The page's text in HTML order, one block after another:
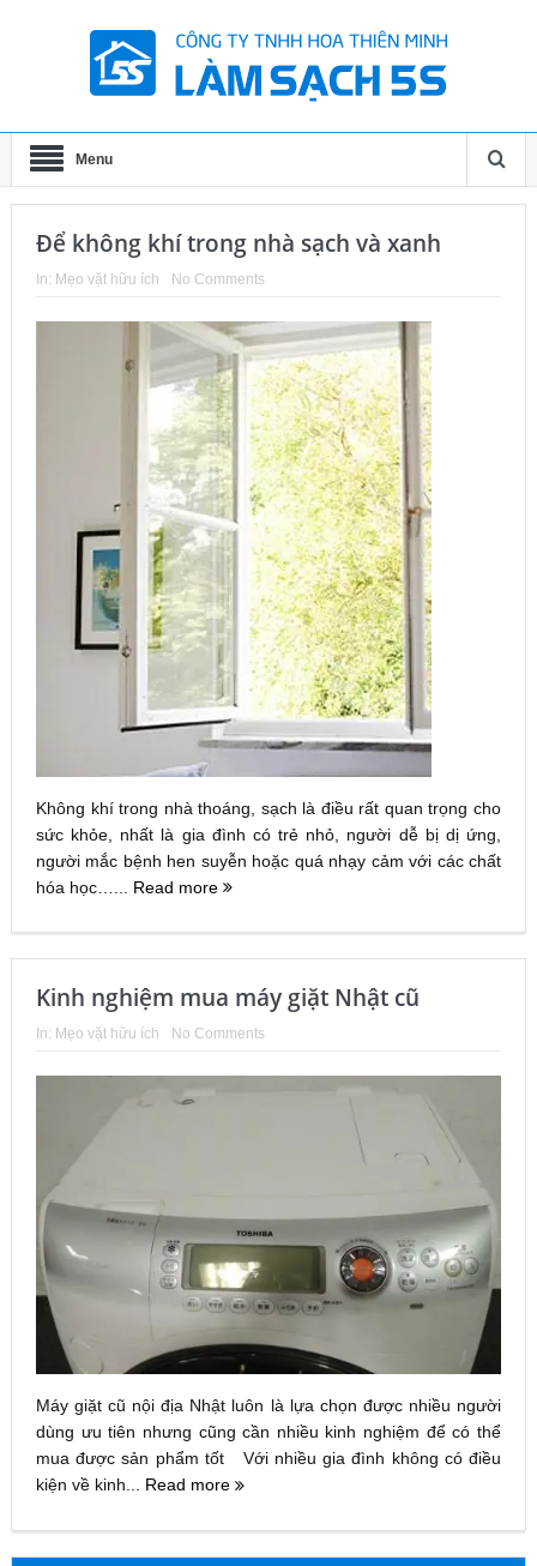
Menu
Để không khí trong nhà sạch và xanh
In: Mẹo vặt hữu ích No Comments
Không khí trong nhà thoáng, sạch là điều rất quan trọng cho
sức khỏe, nhất là gia đình có trẻ nhỏ, người dễ bị dị ứng,
người mắc bệnh hen suyễn hoặc quá nhạy cảm với các chất
hóa học…... Read more
Kinh nghiệm mua máy giặt Nhật cũ
In: Mẹo vặt hữu ích No Comments
Máy giặt cũ nội địa Nhật luôn là lựa chọn được nhiều người
dùng ưu tiên nhưng cũng cần nhiều kinh nghiệm để có thể
mua được sản phẩm tốt Với nhiều gia đình không có điều
kiện về kinh... Read more